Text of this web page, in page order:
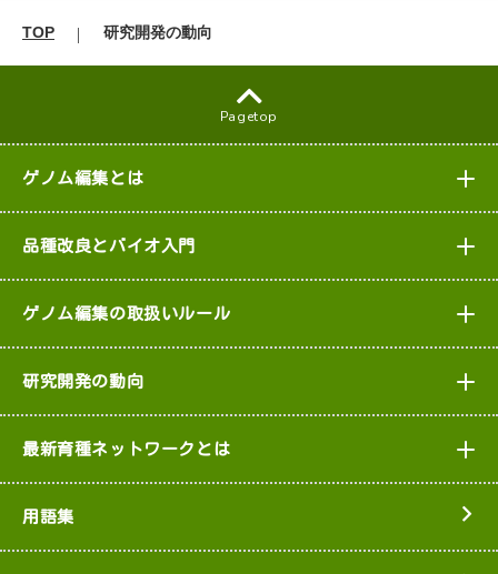
TOP 研究開発の動向
Pagetop
ゲノム編集とは
品種改良とバイオ入門
ゲノム編集の取扱いルール
研究開発の動向
最新育種ネットワークとは
用語集